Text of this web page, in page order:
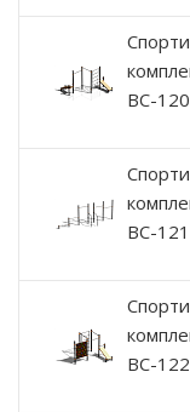
ВС-120
ВС-121
ВС-122